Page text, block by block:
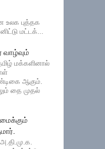
புத்தக
மட்டக்...
வாழ்வும்
மக்களினால்
ஆகும்.
தை முதல்